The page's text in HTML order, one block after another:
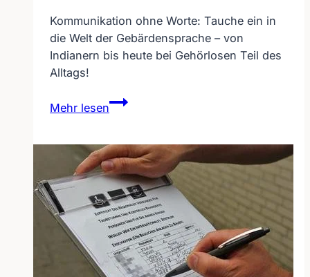
Kommunikation ohne Worte: Tauche ein in
die Welt der Gebärdensprache – von
Indianern bis heute bei Gehörlosen Teil des
Alltags!
Mehr lesen
Uralte
Gebärdensprache
doch
immer
aktuell